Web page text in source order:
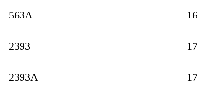
563A 16
2393 17
2393A 17